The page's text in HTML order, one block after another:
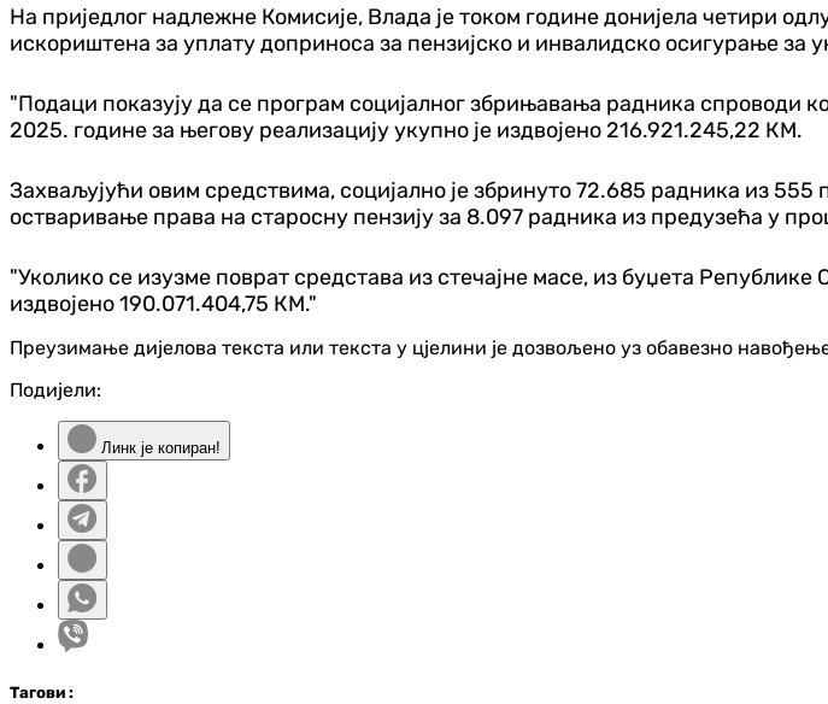
На приједлог надлежне Комисије, Влада је током године донијела четири
искориштена за уплату доприноса за пензијско и инвалидско осигурање за
"Подаци показују да се програм социјалног збрињавања радника спроводи
2025. године за његову реализацију укупно је издвојено 216.921.245,22 КМ.
Захваљујући овим средствима, социјално је збринуто 72.685 радника из 555
остваривање права на старосну пензију за 8.097 радника из предузећа у
"Уколико се изузме поврат средстава из стечајне масе, из буџета
издвојено 190.071.404,75 КМ."
Преузимање дијелова текста или текста у цјелини је дозвољено уз обавезно
Подијели:
Линк је копиран!
Тагови :